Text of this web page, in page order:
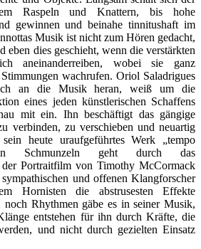
Raspeln und Knattern, bis hohe
gewinnen und beinahe tinnitushaft im
Musik ist nicht zum Hören gedacht,
eben dies geschieht, wenn die verstärkten
aneinanderreiben, wobei sie ganz
wachrufen. Oriol Saladrigues
an die Musik heran, weiß um die
eines jeden künstlerischen Schaffens
mit ein. Ihn beschäftigt das gängige
verbinden, zu verschieben und neuartig
heute uraufgeführtes Werk „tempo
Schmunzeln geht durch das
der Portraitfilm von Timothy McCormack
und offenen Klangforscher
Hornisten die abstrusesten Effekte
noch Rhythmen gäbe es in seiner Musik,
entstehen für ihn durch Kräfte, die
und nicht durch gezielten Einsatz